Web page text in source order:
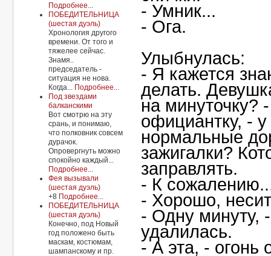
Подробнее...
ПОБЕДИТЕЛЬНИЦА
(шестая дуэль)
Хронология другого
времени. От того и
тяжелее сейчас.
Знамя..
председатель -
ситуация не нова.
Когда... Подробнее...
Под звездами
балканскими
Вот смотрю на эту
срань, и понимаю,
что полковник совсем
дурачок.
Опровергнуть можно
спокойно каждый...
Подробнее...
Фея вызывали
(шестая дуэль)
+8 Подробнее...
ПОБЕДИТЕЛЬНИЦА
(шестая дуэль)
Конечно, под Новый
год положено быть
маскам, костюмам,
шампанскому и пр.
- Умник...
- Ога.
Улыбнулась:
- Я кажется
делать.
на минуточку?
официантку, - у
нормальные
зажигалки?
заправлять.
- К
- Хорошо,
- Одну минуту,
удалилась.
- А эта, - огонь